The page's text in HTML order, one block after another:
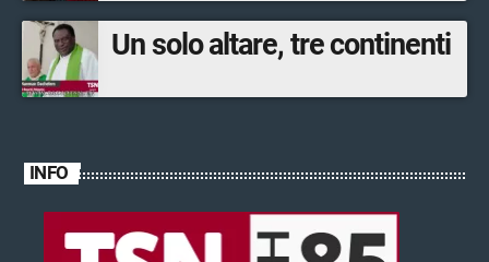
Un solo altare, tre continenti
INFO